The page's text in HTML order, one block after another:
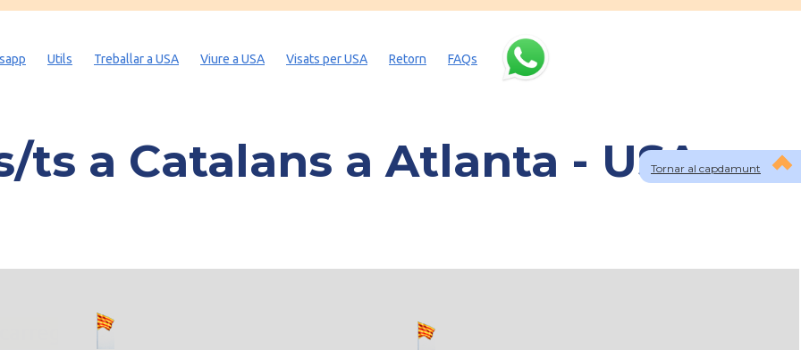
Tornar al capdamunt
Utils Treballar a USA Viure a USA Visats per USA Retorn FAQs
ts a Catalans a Atlanta - USA
484 webs... un moment si us plau